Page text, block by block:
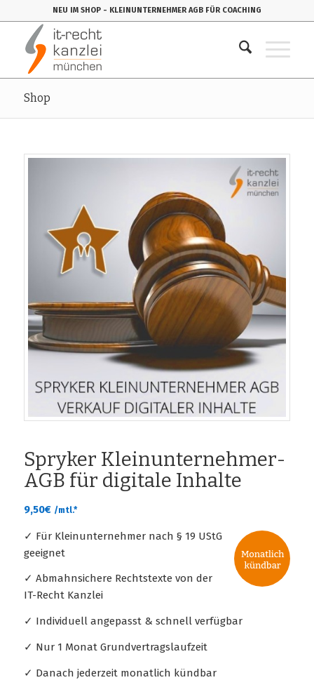
NEU IM SHOP - KLEINUNTERNEHMER AGB FÜR COACHING
Shop
Spryker Kleinunternehmer-
AGB für digitale Inhalte
9,50€ /mtl.*
✓ Für Kleinunternehmer nach § 19 UStG
geeignet
✓ Abmahnsichere Rechtstexte von der
IT-Recht Kanzlei
✓ Individuell angepasst & schnell verfügbar
✓ Nur 1 Monat Grundvertragslaufzeit
✓ Danach jederzeit monatlich kündbar